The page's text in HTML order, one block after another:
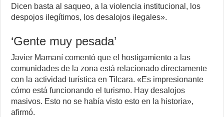
Dicen basta al saqueo, a la violencia institucional, los
despojos ilegítimos, los desalojos ilegales».
‘Gente muy pesada’
Javier Mamaní comentó que el hostigamiento a las
comunidades de la zona está relacionado directamente
con la actividad turística en Tilcara. «Es impresionante
cómo está funcionando el turismo. Hay desalojos
masivos. Esto no se había visto esto en la historia»,
afirmó.